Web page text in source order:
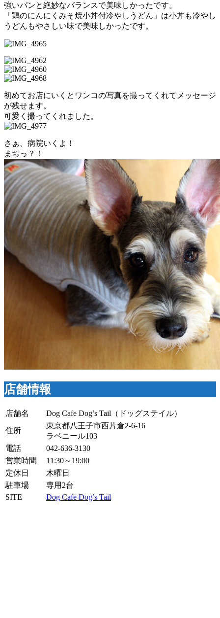
強いパンと絶妙なバランスで美味しかったです。
「鶏のにんにくみそ焼小丼付冷やしうどん」は小丼も冷やし
うどんもやさしい味で美味しかったです。
初めてお店にいくとワンコの写真を撮ってくれてメッセージ
が残せます。
可愛く撮ってくれました。
さぁ、病院いくよ！
まぢっ？！
店舗情報
店舗名 Dog Cafe Dog’s Tail（ドッグステイル）
住所
東京都八王子市西片倉2-6-16
ラベニール103
電話
042-636-3130
営業時間
11:30～19:00
定休日
木曜日
駐車場
専用2台
SITE
Dog Cafe Dog’s Tail